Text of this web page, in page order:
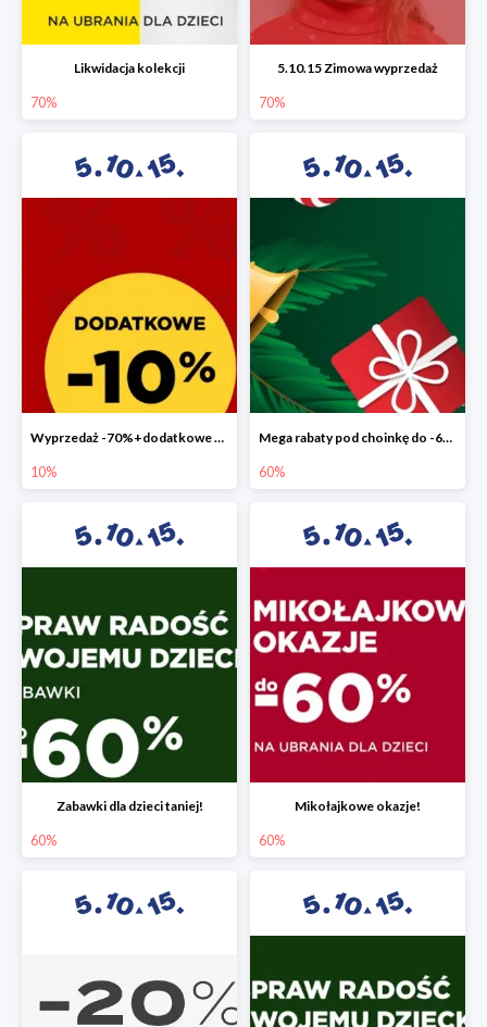
Likwidacja kolekcji
70%
5.10.15 Zimowa wyprzedaż
70%
Wyprzedaż -70%+dodatkowe 10%
10%
Mega rabaty pod choinkę do -60%
60%
Zabawki dla dzieci taniej!
60%
Mikołajkowe okazje!
60%